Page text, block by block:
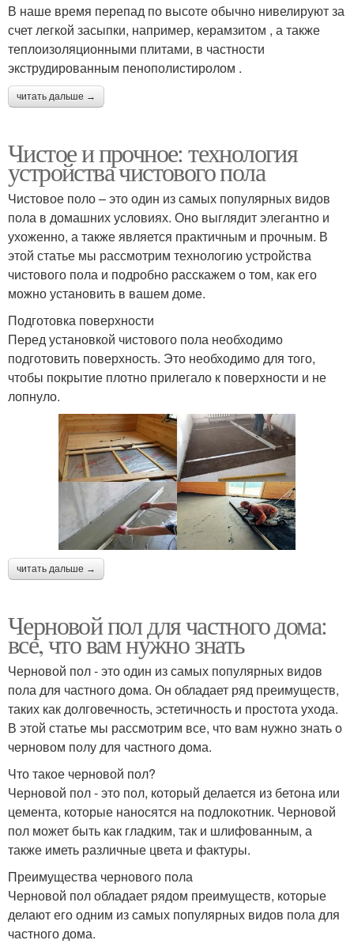
В наше время перепад по высоте обычно нивелируют за
счет легкой засыпки, например, керамзитом , а также
теплоизоляционными плитами, в частности
экструдированным пенополистиролом .
читать дальше →
Чистое и прочное: технология
устройства чистового пола
Чистовое поло – это один из самых популярных видов
пола в домашних условиях. Оно выглядит элегантно и
ухоженно, а также является практичным и прочным. В
этой статье мы рассмотрим технологию устройства
чистового пола и подробно расскажем о том, как его
можно установить в вашем доме.
Подготовка поверхности
Перед установкой чистового пола необходимо
подготовить поверхность. Это необходимо для того,
чтобы покрытие плотно прилегало к поверхности и не
лопнуло.
читать дальше →
Черновой пол для частного дома:
все, что вам нужно знать
Черновой пол - это один из самых популярных видов
пола для частного дома. Он обладает ряд преимуществ,
таких как долговечность, эстетичность и простота ухода.
В этой статье мы рассмотрим все, что вам нужно знать о
черновом полу для частного дома.
Что такое черновой пол?
Черновой пол - это пол, который делается из бетона или
цемента, которые наносятся на подлокотник. Черновой
пол может быть как гладким, так и шлифованным, а
также иметь различные цвета и фактуры.
Преимущества чернового пола
Черновой пол обладает рядом преимуществ, которые
делают его одним из самых популярных видов пола для
частного дома.